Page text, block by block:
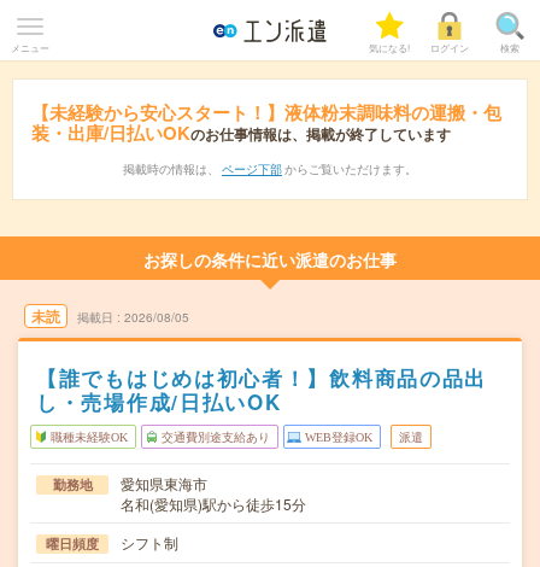
メニュー 気になる! ログイン 検索
【未経験から安心スタート！】液体粉末調味料の運搬・包
装・出庫/日払いOKのお仕事情報は、掲載が終了しています
掲載時の情報は、 ページ下部 からご覧いただけます。
お探しの条件に近い派遣のお仕事
未読 掲載日 2026/08/05
【誰でもはじめは初心者！】飲料商品の品出
し・売場作成/日払いOK
職種未経験OK 交通費別途支給あり WEB登録OK 派遣
勤務地
愛知県東海市
名和(愛知県)駅から徒歩15分
曜日頻度 シフト制